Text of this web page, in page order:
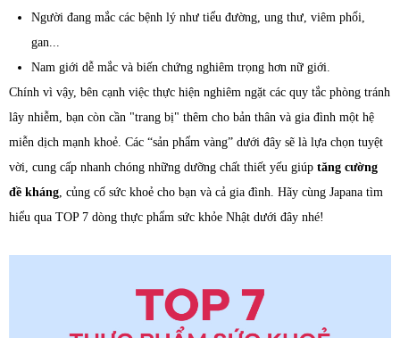
Người đang mắc các bệnh lý như tiểu đường, ung thư, viêm phổi,
gan...
Nam giới dễ mắc và biến chứng nghiêm trọng hơn nữ giới.
Chính vì vậy, bên cạnh việc thực hiện nghiêm ngặt các quy tắc phòng tránh
lây nhiễm, bạn còn cần "trang bị" thêm cho bản thân và gia đình một hệ
miễn dịch mạnh khoẻ. Các “sản phẩm vàng” dưới đây sẽ là lựa chọn tuyệt
vời, cung cấp nhanh chóng những dưỡng chất thiết yếu giúp tăng cường
đề kháng, củng cố sức khoẻ cho bạn và cả gia đình. Hãy cùng Japana tìm
hiểu qua TOP 7 dòng thực phẩm sức khỏe Nhật dưới đây nhé!